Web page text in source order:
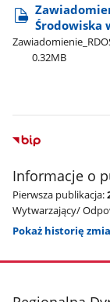
Środowiska
0.32MB
Informacje o
Pierwsza publikacja:
Wytwarzający/
Pokaż historię